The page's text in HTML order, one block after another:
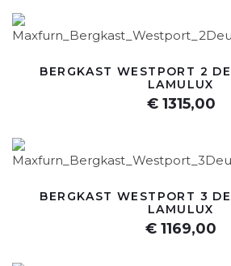
BERGKAST WESTPORT 2
LAMULUX
€ 1315,00
BERGKAST WESTPORT 3
LAMULUX
€ 1169,00